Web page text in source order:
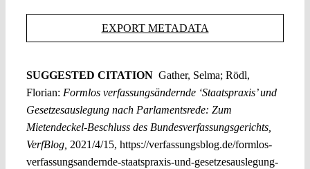
EXPORT METADATA
SUGGESTED CITATION Gather, Selma; Rödl,
Florian: Formlos verfassungsändernde ‘Staatspraxis’ und
Gesetzesauslegung nach Parlamentsrede: Zum
Mietendeckel-Beschluss des Bundesverfassungsgerichts,
VerfBlog, 2021/4/15, https://verfassungsblog.de/formlos-
verfassungsandernde-staatspraxis-und-gesetzesauslegung-